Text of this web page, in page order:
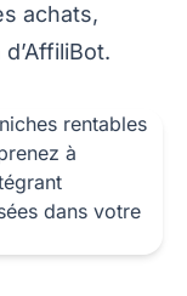
achats,